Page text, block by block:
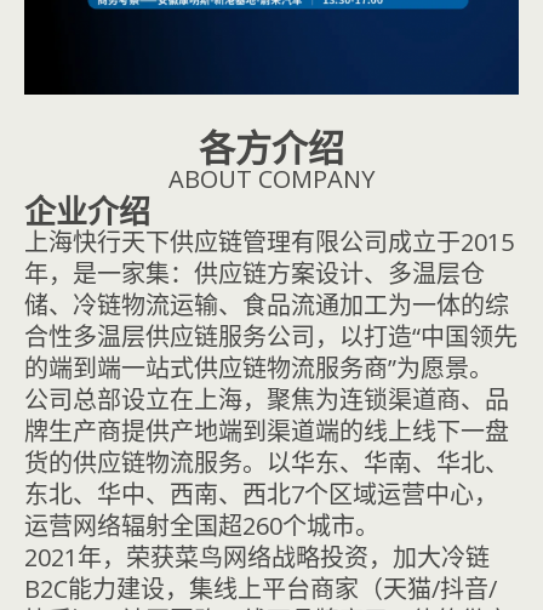
各方介绍
ABOUT COMPANY
企业介绍
上海快行天下供应链管理有限公司成立于2015
年，是一家集：供应链方案设计、多温层仓
储、冷链物流运输、食品流通加工为一体的综
合性多温层供应链服务公司，以打造“中国领先
的端到端一站式供应链物流服务商”为愿景。
公司总部设立在上海，聚焦为连锁渠道商、品
牌生产商提供产地端到渠道端的线上线下一盘
货的供应链物流服务。以华东、华南、华北、
东北、华中、西南、西北7个区域运营中心，
运营网络辐射全国超260个城市。
2021年，荣获菜鸟网络战略投资，加大冷链
B2C能力建设，集线上平台商家（天猫/抖音/